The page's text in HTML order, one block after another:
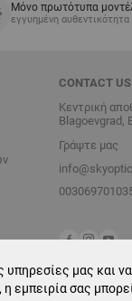
μας και
εμπειρία σας
Μόνο πρωτότυπα
εγγυημένη αυθεντικότητα
CONTACT US
Κεντρική
Blagoevgrad,
Γράψτε μας